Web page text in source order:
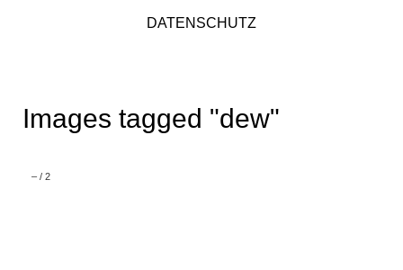
DATENSCHUTZ
Images tagged "dew"
– / 2